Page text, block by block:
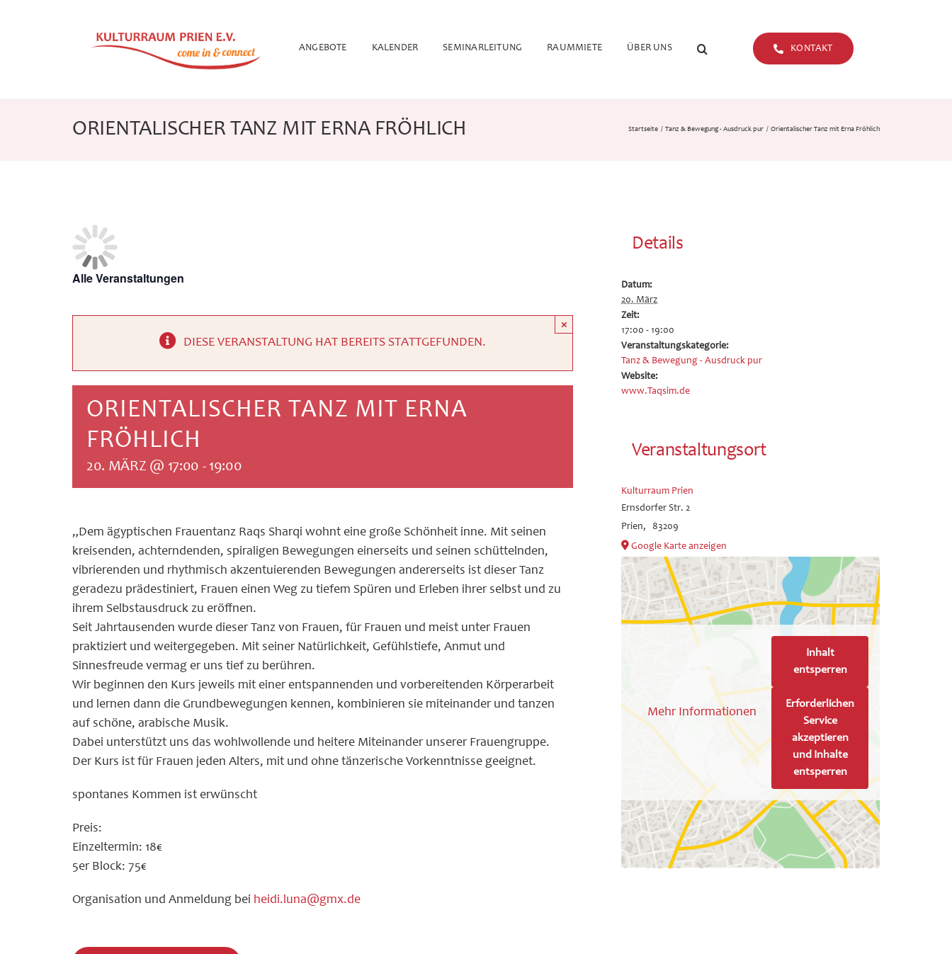
ANGEBOTE KALENDER SEMINARLEITUNG RAUMMIETE ÜBER UNS KONTAKT
ORIENTALISCHER TANZ MIT ERNA FRÖHLICH Startseite Tanz & Bewegung - Ausdruck pur Orientalischer Tanz mit Erna Fröhlich
Alle Veranstaltungen
DIESE VERANSTALTUNG HAT BEREITS STATTGEFUNDEN.
×
ORIENTALISCHER TANZ MIT ERNA
FRÖHLICH
20. MÄRZ @ 17:00 - 19:00
„Dem ägyptischen Frauentanz Raqs Sharqi wohnt eine große Schönheit inne. Mit seinen
kreisenden, achterndenden, spiraligen Bewegungen einerseits und seinen schüttelnden,
vibrierenden und rhythmisch akzentuierenden Bewegungen andererseits ist dieser Tanz
geradezu prädestiniert, Frauen einen Weg zu tiefem Spüren und Erleben ihrer selbst und zu
ihrem Selbstausdruck zu eröffnen.
Seit Jahrtausenden wurde dieser Tanz von Frauen, für Frauen und meist unter Frauen
praktiziert und weitergegeben. Mit seiner Natürlichkeit, Gefühlstiefe, Anmut und
Sinnesfreude vermag er uns tief zu berühren.
Wir beginnen den Kurs jeweils mit einer entspannenden und vorbereitenden Körperarbeit
und lernen dann die Grundbewegungen kennen, kombinieren sie miteinander und tanzen
auf schöne, arabische Musik.
Dabei unterstützt uns das wohlwollende und heitere Miteinander unserer Frauengruppe.
Der Kurs ist für Frauen jeden Alters, mit und ohne tänzerische Vorkenntnisse geeignet.
spontanes Kommen ist erwünscht
Preis:
Einzeltermin: 18€
5er Block: 75€
Organisation und Anmeldung bei heidi.luna@gmx.de
Details
Datum:
20. März
Zeit:
17:00 - 19:00
Veranstaltungskategorie:
Tanz & Bewegung - Ausdruck pur
Website:
www.Taqsim.de
Veranstaltungsort
Kulturraum Prien
Ernsdorfer Str. 2
Prien,
83209
Google Karte anzeigen
Mehr Informationen
Inhalt
entsperren
Erforderlichen
Service
akzeptieren
und Inhalte
entsperren